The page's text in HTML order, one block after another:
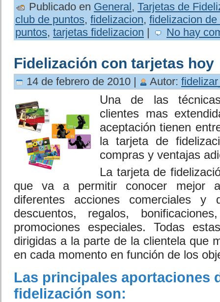
Publicado en General , Tarjetas de
club de puntos, fidelizacion, fidelizacion
puntos, tarjetas fidelizacion No hay
Fidelización con tarjetas hoy
14 de febrero de 2010 | Autor:
Una de las
clientes mas
aceptación tienen
la tarjeta de
compras y ventajas
La tarjeta de
que va a permitir conocer mejor
diferentes acciones comerciales y
descuentos, regalos,
promociones especiales. Todas
dirigidas a la parte de la clientela que
en cada momento en función de los
Las principales aportaciones
fidelización son: